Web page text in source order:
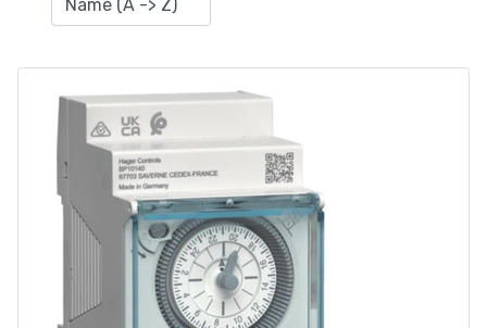
CONTACT
263 710 898 geral@luxivo.pt